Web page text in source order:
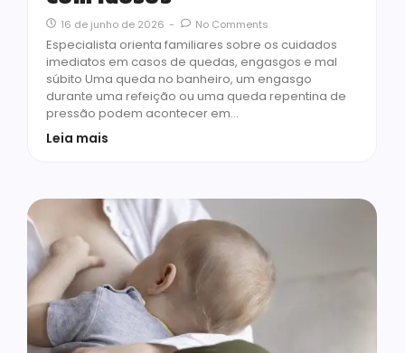
16 de junho de 2026 - No Comments
Especialista orienta familiares sobre os cuidados
imediatos em casos de quedas, engasgos e mal
súbito Uma queda no banheiro, um engasgo
durante uma refeição ou uma queda repentina de
pressão podem acontecer em…
Leia mais